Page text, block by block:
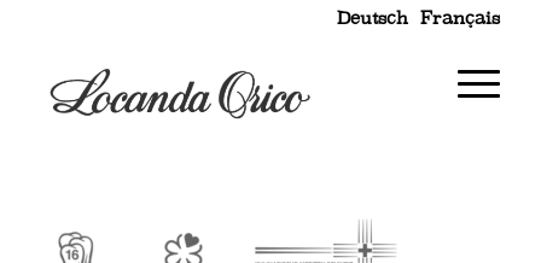
Deutsch Français